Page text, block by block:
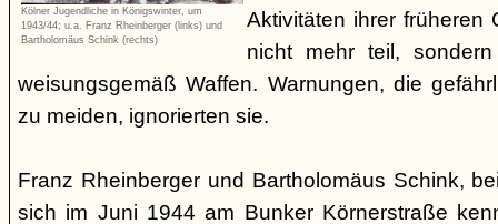
Kölner Jugendliche in Königswinter, um
1943/44; u.a. Franz Rheinberger (links) und
Bartholomäus Schink (rechts)
Aktivitäten ihrer früheren
nicht mehr teil,
weisungsgemäß Waffen. Warnungen, die
zu meiden, ignorierten sie.
Franz Rheinberger und Bartholomäus Schink,
sich im Juni 1944 am Bunker Körnerstraße